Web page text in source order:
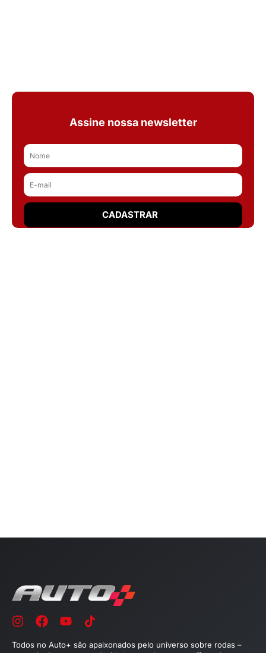
Assine nossa newsletter
Todos no Auto+ são apaixonados pelo universo sobre rodas –